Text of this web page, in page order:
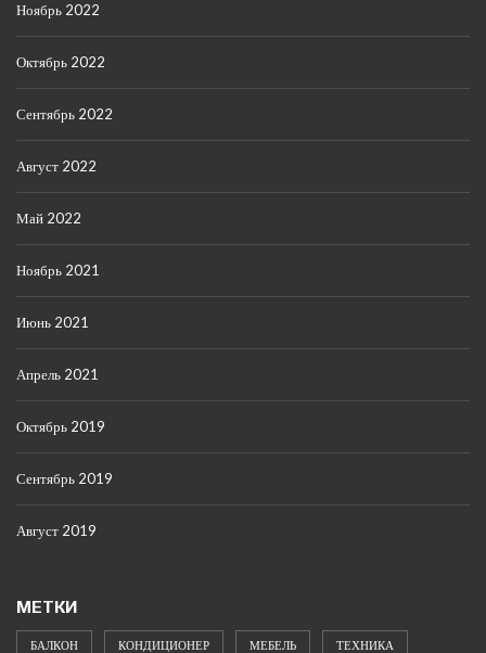
Ноябрь 2022
Октябрь 2022
Сентябрь 2022
Август 2022
Май 2022
Ноябрь 2021
Июнь 2021
Апрель 2021
Октябрь 2019
Сентябрь 2019
Август 2019
МЕТКИ
БАЛКОН КОНДИЦИОНЕР МЕБЕЛЬ ТЕХНИКА